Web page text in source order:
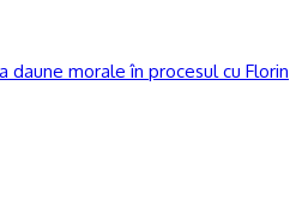
daune morale în procesul cu Florin